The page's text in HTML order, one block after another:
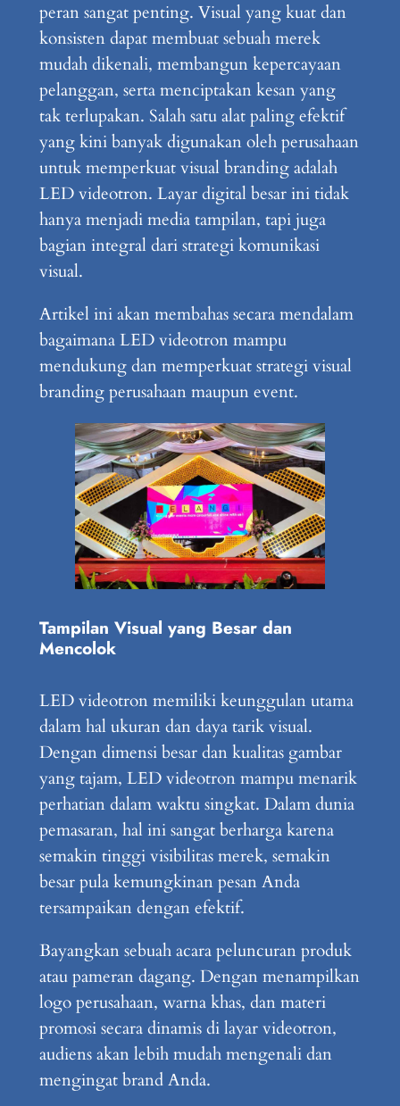
peran sangat penting. Visual yang kuat dan
konsisten dapat membuat sebuah merek
mudah dikenali, membangun kepercayaan
pelanggan, serta menciptakan kesan yang
tak terlupakan. Salah satu alat paling efektif
yang kini banyak digunakan oleh perusahaan
untuk memperkuat visual branding adalah
LED videotron. Layar digital besar ini tidak
hanya menjadi media tampilan, tapi juga
bagian integral dari strategi komunikasi
visual.
Artikel ini akan membahas secara mendalam
bagaimana LED videotron mampu
mendukung dan memperkuat strategi visual
branding perusahaan maupun event.
Tampilan Visual yang Besar dan
Mencolok
LED videotron memiliki keunggulan utama
dalam hal ukuran dan daya tarik visual.
Dengan dimensi besar dan kualitas gambar
yang tajam, LED videotron mampu menarik
perhatian dalam waktu singkat. Dalam dunia
pemasaran, hal ini sangat berharga karena
semakin tinggi visibilitas merek, semakin
besar pula kemungkinan pesan Anda
tersampaikan dengan efektif.
Bayangkan sebuah acara peluncuran produk
atau pameran dagang. Dengan menampilkan
logo perusahaan, warna khas, dan materi
promosi secara dinamis di layar videotron,
audiens akan lebih mudah mengenali dan
mengingat brand Anda.